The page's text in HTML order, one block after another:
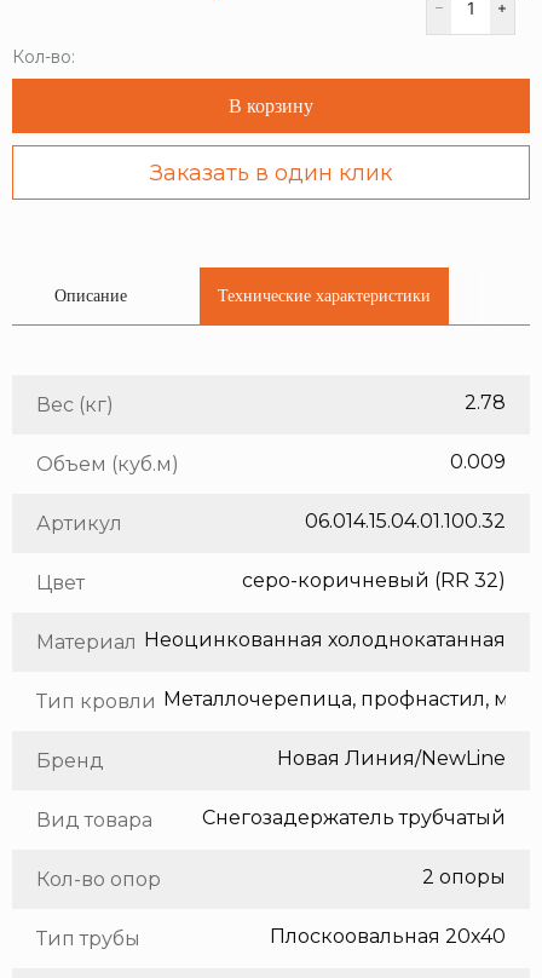
Кол-во:
В корзину
Заказать в один клик
Описание Технические характеристики
Вес (кг) 2.78
Объем (куб.м) 0.009
Артикул 06.014.15.04.01.100.32
Цвет серо-коричневый (RR 32)
Материал
Тип кровли
Бренд Новая Линия/NewLine
Вид товара Снегозадержатель трубчатый
Кол-во опор 2 опоры
Тип трубы Плоскоовальная 20х40